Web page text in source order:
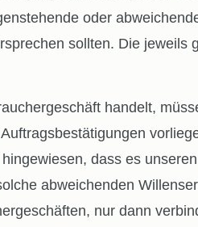
oder
sollten. Die jeweils
handelt,
dass es
abweichenden
nur dann